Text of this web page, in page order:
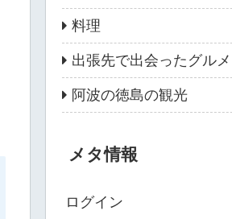
料理
出張先で出会ったグルメ
阿波の徳島の観光
メタ情報
ログイン